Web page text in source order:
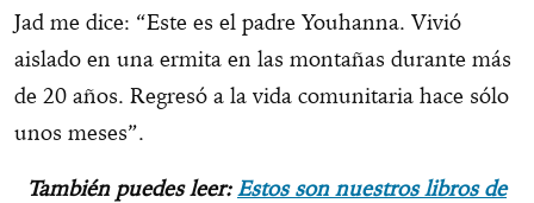
Jad me dice: “Este es el padre Youhanna. Vivió
aislado en una ermita en las montañas durante más
de 20 años. Regresó a la vida comunitaria hace sólo
unos meses”.
También puedes leer: Estos son nuestros libros de